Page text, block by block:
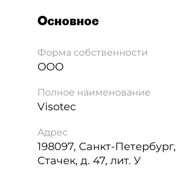
Основное
Форма собственности
ООО
Полное наименование
Visotec
Адрес
198097, Санкт-Петербург,
Стачек, д. 47, лит. У